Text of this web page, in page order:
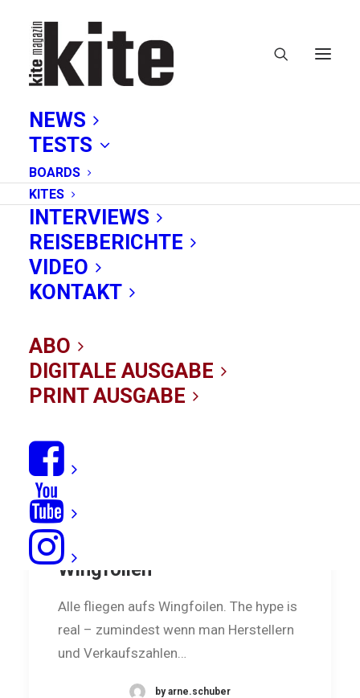
NEWS
TESTS
BOARDS
KITES
INTERVIEWS
REISEBERICHTE
VIDEO
KONTAKT
ABO
DIGITALE AUSGABE
PRINT AUSGABE
Anfänger
Mein erstes Mal:
Wingfoilen
Alle fliegen aufs Wingfoilen. The hype is
real – zumindest wenn man Herstellern
und Verkaufszahlen…
by arne.schuber